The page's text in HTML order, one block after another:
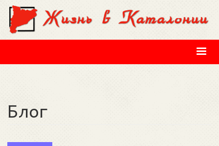
Перейти к основному содержанию
Блог